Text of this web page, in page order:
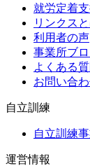
就労定着
リンクス
利用者の声
事業所ブ
よくある
お問い合
自立訓練
自立訓練
運営情報